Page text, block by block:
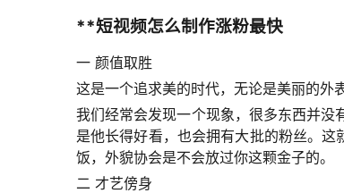
**短视频怎么制作涨粉最快
一 颜值取胜
这是一个追求美的时代，无论是美丽的外
我们经常会发现一个现象，很多东西并
是他长得好看，也会拥有大批的粉丝。
饭，外貌协会是不会放过你这颗金子的。
二 才艺傍身